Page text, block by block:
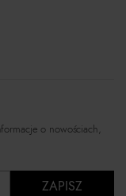
o nowościach,
ZAPISZ